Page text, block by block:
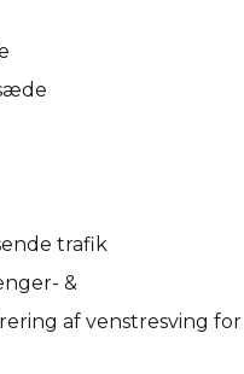
trafik
&
af venstresving for